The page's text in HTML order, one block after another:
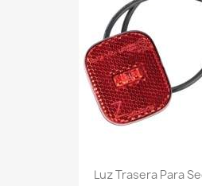
Luz Trasera Para